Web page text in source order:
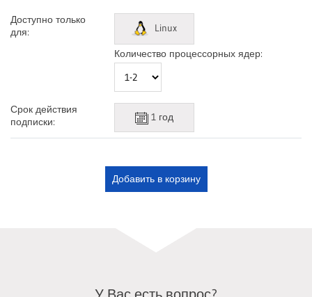
Доступно только
для:
Linux
Количество процессорных ядер:
Срок действия
подписки:
1 год